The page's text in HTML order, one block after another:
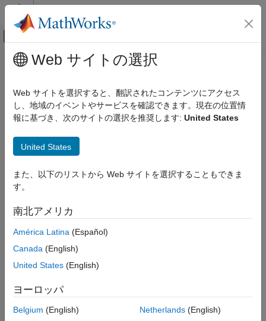
コンテンツへスキップ
オフキャンバス ナビゲーション メ
ドキュメンテーションのホーム
FPGA、ASIC、および SoC 開発
HDL Coder
カスタム ハードウェアへの IP コアの展開
HDL Coder
HDL Coder でサポートされているハードウェ
Microchip FPGA および SoC デバイス
addCustomLiberoDesign
項目一覧
説明
入力引数
メインコンテンツ
addCustomLiberoDesign
クラス:hdlcoder.ReferenceDesign
名前空間:
hdlcoder
Microchip
イルを指定する
このページをすべて展開する
構文
addCustomLiberoDesign('CustomBlockDesignTcl',bd_tcl_file)
addCustomLiberoDesign('CustomBlockDesignTcl',
スポートしたブロック設計 Tcl ファイルを指定します。このメソ
ッドは、合成ツールがMicrochipLibero SoC の場合に使用しま
す。
Web サイトの選択
Web サイトを選択すると、翻訳されたコンテンツにアクセス
し、地域のイベントやサービスを確認できます。現在の位置情
報に基づき、次のサイトの選択を推奨します: United States
United States
また、以下のリストから Web サイトを選択することもできま
す。
南北アメリカ
América Latina (Español)
Canada (English)
United States (English)
ヨーロッパ
Belgium (English)
Netherlands(English)